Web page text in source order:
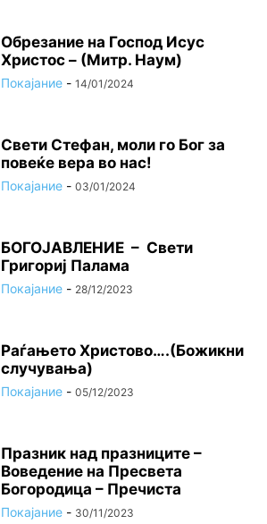
Oбрезание на Господ Исус
Христос – (Митр. Наум)
Покајание - 14/01/2024
Свети Стефан, моли го Бог за
повеќе вера во нас!
Покајание - 03/01/2024
БОГОЈАВЛЕНИЕ – Свети
Григориј Палама
Покајание - 28/12/2023
Раѓањето Христово….(Божикни
случувања)
Покајание - 05/12/2023
Празник над празниците –
Вoвeдeниe на Прeсвeта
Бoгoрoдица – Пречиста
Покајание - 30/11/2023